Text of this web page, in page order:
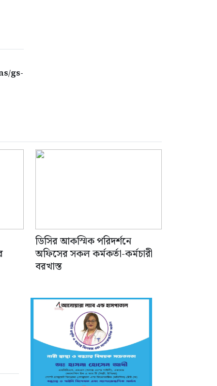
gs-
ডিসির আকস্মিক পরিদর্শনে
অফিসের সকল কর্মকর্তা-কর্মচারী
বরখাস্ত